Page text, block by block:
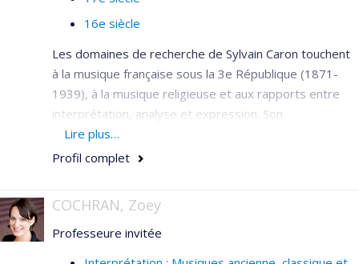
16e siècle
Les domaines de recherche de Sylvain Caron touchent
à la musique française sous la 3e République (1871-
1939), à la musique religieuse et aux rapports entre
interprétation, analyse et expression. Son
enseignement se partage entre l'harmonie, le
contrepoint, la fugue, la mélodie française, les relations
Lire plus…
Profil complet
COCHRAN, Zoey
Professeure invitée